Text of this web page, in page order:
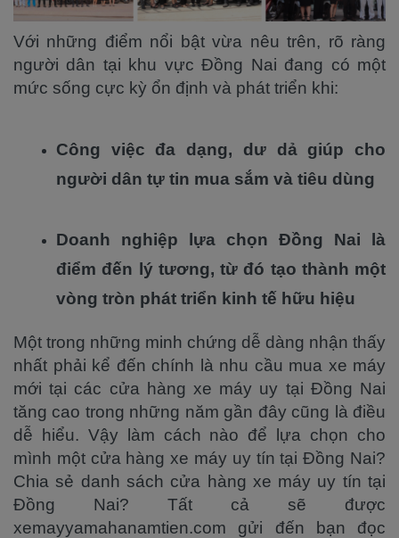
Với những điểm nổi bật vừa nêu trên, rõ ràng
người dân tại khu vực Đồng Nai đang có một
mức sống cực kỳ ổn định và phát triển khi:
Công việc đa dạng, dư dả giúp cho
người dân tự tin mua sắm và tiêu dùng
Doanh nghiệp lựa chọn Đồng Nai là
điểm đến lý tương, từ đó tạo thành một
vòng tròn phát triển kinh tế hữu hiệu
Một trong những minh chứng dễ dàng nhận thấy
nhất phải kể đến chính là nhu cầu mua xe máy
mới tại các cửa hàng xe máy uy tại Đồng Nai
tăng cao trong những năm gần đây cũng là điều
dễ hiểu. Vậy làm cách nào để lựa chọn cho
mình một cửa hàng xe máy uy tín tại Đồng Nai?
Chia sẻ danh sách cửa hàng xe máy uy tín tại
Đồng Nai? Tất cả sẽ được
xemayyamahanamtien.com gửi đến bạn đọc